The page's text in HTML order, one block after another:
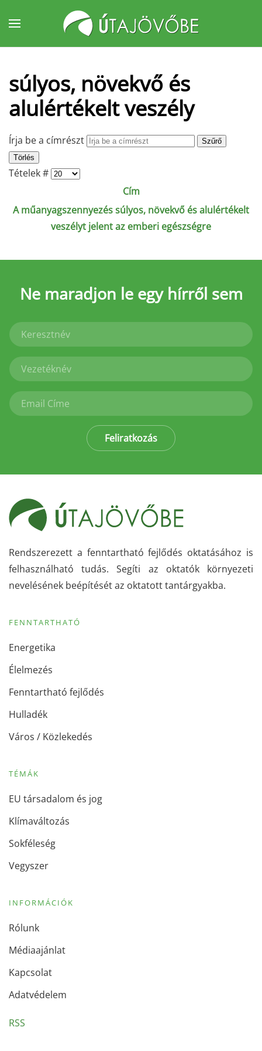
Fő tartalom átugrása
súlyos, növekvő és
alulértékelt veszély
Írja be a címrészt
Szűrő
Törlés
Tételek #
Cím
A műanyagszennyezés súlyos, növekvő és alulértékelt
veszélyt jelent az emberi egészségre
Ne maradjon le egy hírről sem
Feliratkozás
Rendszerezett a fenntartható fejlődés oktatásához is
felhasználható tudás. Segíti az oktatók környezeti
nevelésének beépítését az oktatott tantárgyakba.
FENNTARTHATÓ
Energetika
Élelmezés
Fenntartható fejlődés
Hulladék
Város / Közlekedés
TÉMÁK
EU társadalom és jog
Klímaváltozás
Sokféleség
Vegyszer
INFORMÁCIÓK
Rólunk
Médiaajánlat
Kapcsolat
Adatvédelem
RSS